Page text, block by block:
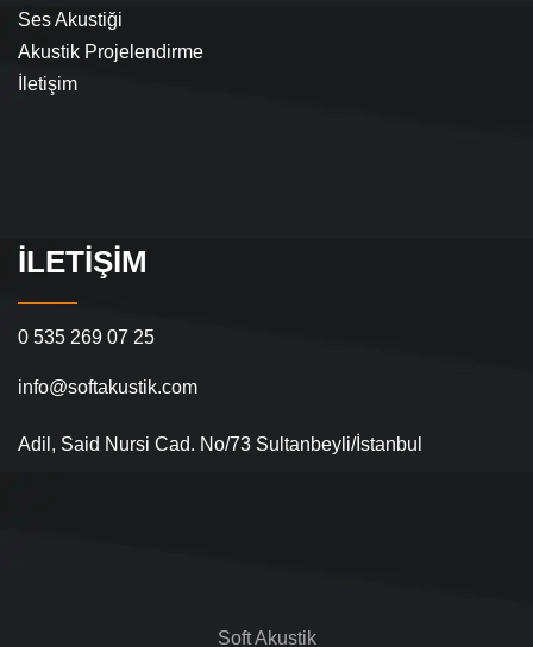
Ses Akustiği
Akustik Projelendirme
İletişim
İLETIŞIM
0 535 269 07 25
info@softakustik.com
Adil, Said Nursi Cad. No/73 Sultanbeyli/İstanbul
Soft Akustik